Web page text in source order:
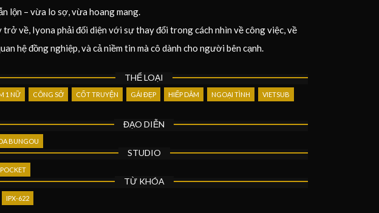
lộn – vừa lo sợ, vừa hoang mang.
trở về, Iyona phải đối diện với sự thay đổi trong cách nhìn về công việc, về
hệ đồng nghiệp, và cả niềm tin mà cô dành cho người bên cạnh.
THỂ LOẠI
1 NỮ CÔNG SỞ CỐT TRUYỆN GÁI ĐẸP HIẾP DÂM NGOẠI TÌNH VIETSUB
ĐẠO DIỄN
BUNGOU
STUDIO
TỪ KHÓA
IPX-622